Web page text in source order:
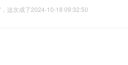
这次成了2024-10-18 09:32:50